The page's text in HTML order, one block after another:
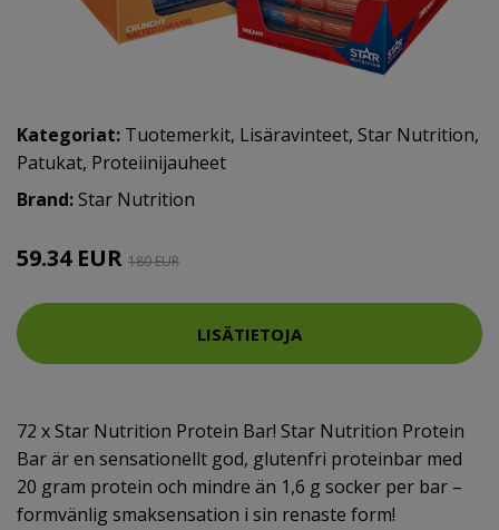
Kategoriat: Tuotemerkit, Lisäravinteet, Star Nutrition,
Patukat, Proteiinijauheet
Brand:Star Nutrition
59.34 EUR 180 EUR
LISÄTIETOJA
72 x Star Nutrition Protein Bar! Star Nutrition Protein
Bar är en sensationellt god, glutenfri proteinbar med
20 gram protein och mindre än 1,6 g socker per bar –
formvänlig smaksensation i sin renaste form!